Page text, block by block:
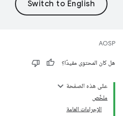
AOSP
هل كان المحتوى مفيدًا؟
على هذه الصفحة
ملخّص
الإجراءات العامة